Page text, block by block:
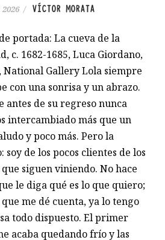
/ VÍCTOR MORATA
portada: La cueva de la
c. 1682-1685, Luca Giordano,
National Gallery Lola siempre
con una sonrisa y un abrazo.
antes de su regreso nunca
intercambiado más que un
y poco más. Pero la
soy de los pocos clientes de los
que siguen viniendo. No hace
le diga qué es lo que quiero;
me dé cuenta, ya lo tengo
todo dispuesto. El primer
acaba quedando frío y las